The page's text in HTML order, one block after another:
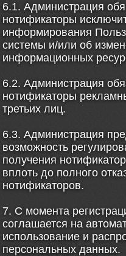
6.1. Администрация
нотификаторы
информирования
системы и/или об
информационных
6.2. Администрация
нотификаторы
третьих лиц.
6.3. Администрация
возможность
получения
вплоть до полного
нотификаторов.
7. С момента
соглашается на
использование и
персональных данных.